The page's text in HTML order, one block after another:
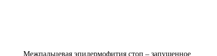
Межпальцевая эпидермофития стоп – запущенное